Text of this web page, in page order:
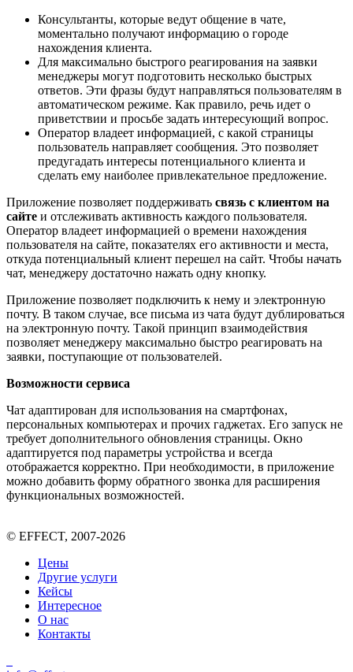
Консультанты, которые ведут общение в чате,
моментально получают информацию о городе
нахождения клиента.
Для максимально быстрого реагирования на заявки
менеджеры могут подготовить несколько быстрых
ответов. Эти фразы будут направляться пользователям в
автоматическом режиме. Как правило, речь идет о
приветствии и просьбе задать интересующий вопрос.
Оператор владеет информацией, с какой страницы
пользователь направляет сообщения. Это позволяет
предугадать интересы потенциального клиента и
сделать ему наиболее привлекательное предложение.
Приложение позволяет поддерживать связь с клиентом на
сайте и отслеживать активность каждого пользователя.
Оператор владеет информацией о времени нахождения
пользователя на сайте, показателях его активности и места,
откуда потенциальный клиент перешел на сайт. Чтобы начать
чат, менеджеру достаточно нажать одну кнопку.
Приложение позволяет подключить к нему и электронную
почту. В таком случае, все письма из чата будут дублироваться
на электронную почту. Такой принцип взаимодействия
позволяет менеджеру максимально быстро реагировать на
заявки, поступающие от пользователей.
Возможности сервиса
Чат адаптирован для использования на смартфонах,
персональных компьютерах и прочих гаджетах. Его запуск не
требует дополнительного обновления страницы. Окно
адаптируется под параметры устройства и всегда
отображается корректно. При необходимости, в приложение
можно добавить форму обратного звонка для расширения
функциональных возможностей.
© EFFECT, 2007-2026
Цены
Другие услуги
Кейсы
Интересное
О нас
Контакты